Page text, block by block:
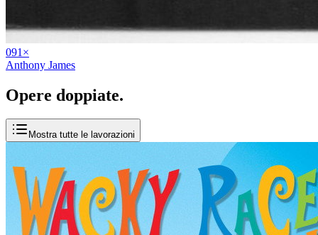
091 ×
Anthony James
Opere doppiate.
Mostra tutte le lavorazioni